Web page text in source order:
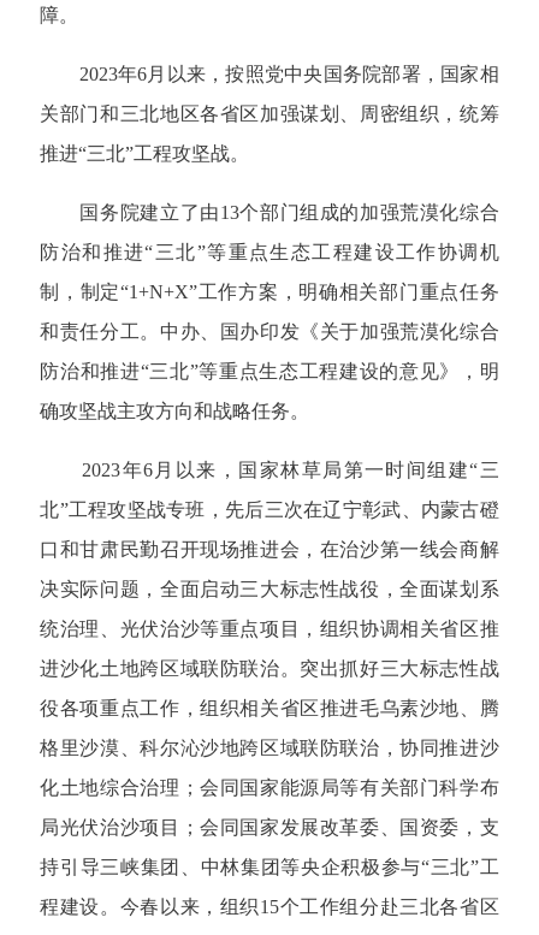
障。
2023年6月以来，按照党中央国务院部署，国家相
关部门和三北地区各省区加强谋划、周密组织，统筹
推进“三北”工程攻坚战。
国务院建立了由13个部门组成的加强荒漠化综合
防治和推进“三北”等重点生态工程建设工作协调机
制，制定“1+N+X”工作方案，明确相关部门重点任务
和责任分工。中办、国办印发《关于加强荒漠化综合
防治和推进“三北”等重点生态工程建设的意见》，明
确攻坚战主攻方向和战略任务。
2023年6月以来，国家林草局第一时间组建“三
北”工程攻坚战专班，先后三次在辽宁彰武、内蒙古磴
口和甘肃民勤召开现场推进会，在治沙第一线会商解
决实际问题，全面启动三大标志性战役，全面谋划系
统治理、光伏治沙等重点项目，组织协调相关省区推
进沙化土地跨区域联防联治。突出抓好三大标志性战
役各项重点工作，组织相关省区推进毛乌素沙地、腾
格里沙漠、科尔沁沙地跨区域联防联治，协同推进沙
化土地综合治理；会同国家能源局等有关部门科学布
局光伏治沙项目；会同国家发展改革委、国资委，支
持引导三峡集团、中林集团等央企积极参与“三北”工
程建设。今春以来，组织15个工作组分赴三北各省区